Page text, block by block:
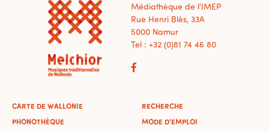
Médiathèque de l'IMEP
Rue Henri Blès, 33A
5000 Namur
Tel : +32 (0)81 74 46 80
CARTE DE WALLONIE
PHONOTHÈQUE
RECHERCHE
MODE D'EMPLOI